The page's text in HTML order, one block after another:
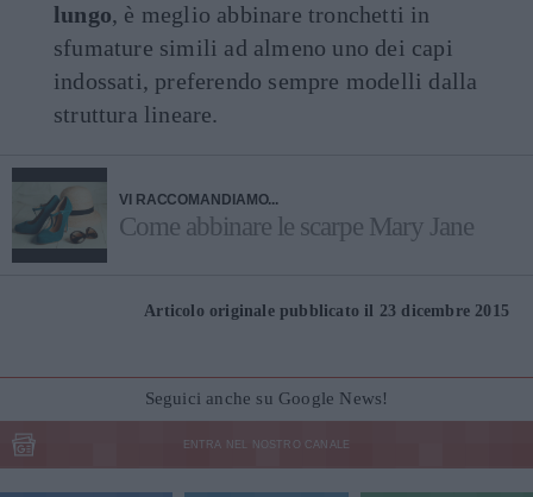
lungo, è meglio abbinare tronchetti in
sfumature simili ad almeno uno dei capi
indossati, preferendo sempre modelli dalla
struttura lineare.
VI RACCOMANDIAMO...
Come abbinare le scarpe Mary Jane
Articolo originale pubblicato il 23 dicembre 2015
Seguici anche su Google News!
ENTRA NEL NOSTRO CANALE